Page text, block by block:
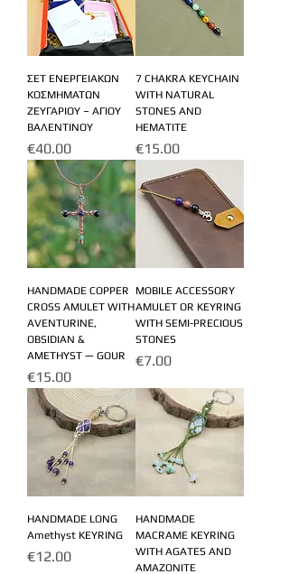
ΣΕΤ ΕΝΕΡΓΕΙΑΚΩΝ
ΚΟΣΜΗΜΑΤΩΝ
ΖΕΥΓΑΡΙΟΥ – ΑΓΙΟΥ
ΒΑΛΕΝΤΙΝΟΥ
Price
€40.00
7 CHAKRA KEYCHAIN
WITH NATURAL
STONES AND
HEMATITE
Price
€15.00
HANDMADE COPPER
CROSS AMULET WITH
AVENTURINE,
OBSIDIAN &
AMETHYST — GOUR
Price
€15.00
MOBILE ACCESSORY
AMULET OR KEYRING
WITH SEMI-PRECIOUS
STONES
Price
€7.00
HANDMADE LONG
Amethyst KEYRING
Price
€12.00
HANDMADE
MACRAME KEYRING
WITH AGATES AND
AMAZONITE